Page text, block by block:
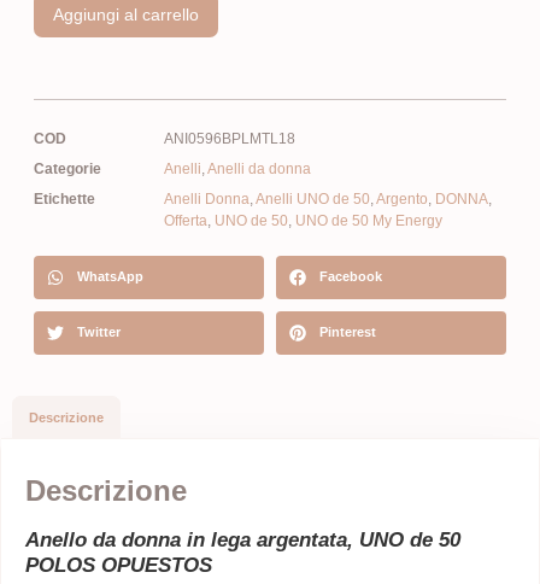
Aggiungi al carrello
COD
ANI0596BPLMTL18
Categorie
Anelli Anelli da donna
Etichette
Anelli Donna Anelli UNO de 50 Argento DONNA
Offerta UNO de 50 UNO de 50 My Energy
WhatsApp Facebook
Twitter Pinterest
Descrizione
Descrizione
Anello da donna in lega argentata, UNO de 50
POLOS OPUESTOS